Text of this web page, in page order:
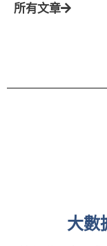
所有文章
大數